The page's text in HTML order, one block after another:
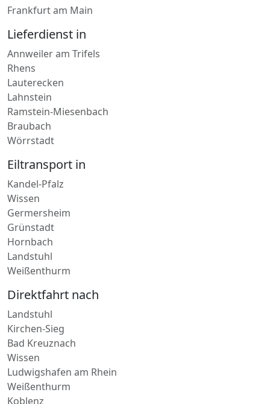
Frankfurt am Main
Lieferdienst in
Annweiler am Trifels
Rhens
Lauterecken
Lahnstein
Ramstein-Miesenbach
Braubach
Wörrstadt
Eiltransport in
Kandel-Pfalz
Wissen
Germersheim
Grünstadt
Hornbach
Landstuhl
Weißenthurm
Direktfahrt nach
Landstuhl
Kirchen-Sieg
Bad Kreuznach
Wissen
Ludwigshafen am Rhein
Weißenthurm
Koblenz